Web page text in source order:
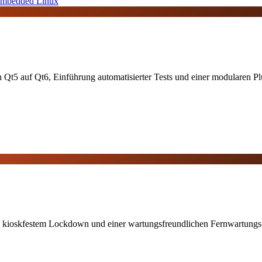
auf Qt6, Einführung automatisierter Tests und einer modularen
Lockdown und einer wartungsfreundlichen